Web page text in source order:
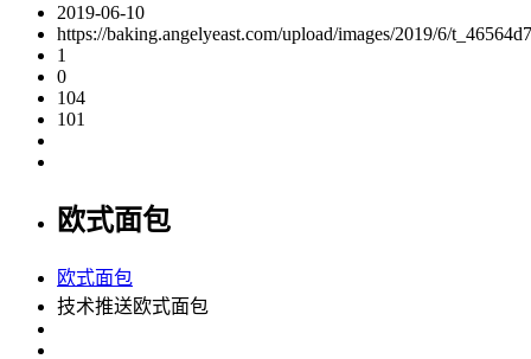
2019-06-10
https://baking.angelyeast.com/upload/images/2019/6/
1
0
104
101
欧式面包
欧式面包
技术推送欧式面包